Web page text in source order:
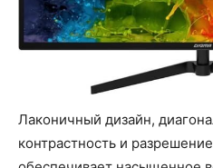
Лаконичный дизайн,
контрастность и